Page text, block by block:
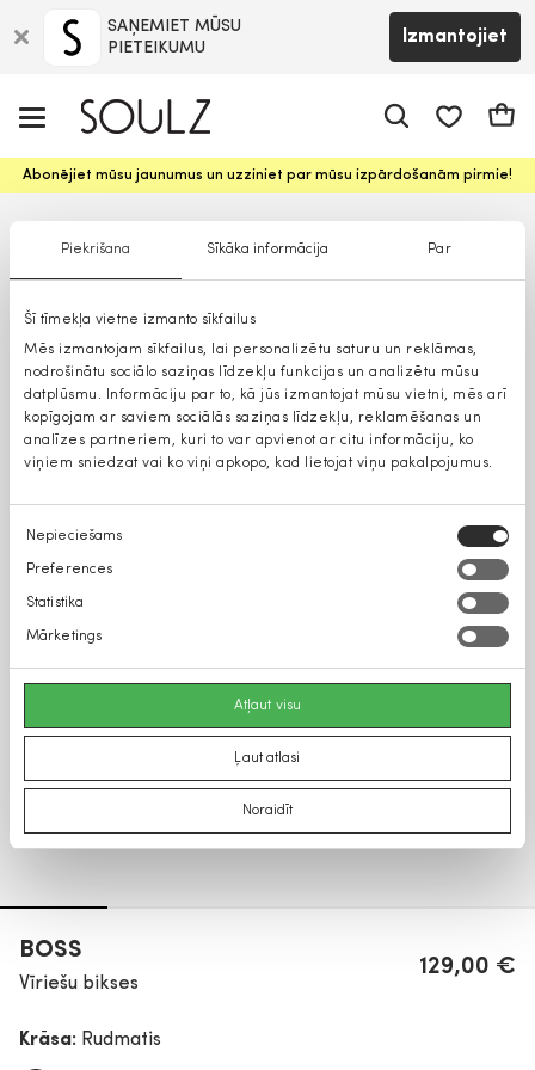
Piekrišana Sīkāka informācija Par
Šī tīmekļa vietne izmanto sīkfailus
Mēs izmantojam sīkfailus, lai personalizētu saturu un reklāmas,
nodrošinātu sociālo saziņas līdzekļu funkcijas un analizētu mūsu
datplūsmu. Informāciju par to, kā jūs izmantojat mūsu vietni, mēs arī
kopīgojam ar saviem sociālās saziņas līdzekļu, reklamēšanas un
analīzes partneriem, kuri to var apvienot ar citu informāciju, ko
viņiem sniedzat vai ko viņi apkopo, kad lietojat viņu pakalpojumus.
Piekrišanas
izvēle
Nepieciešams
Preferences
Statistika
Mārketings
Atļaut visu
Ļaut atlasi
Noraidīt
SAŅEMIET MŪSU
PIETEIKUMU
Izmantojiet
Abonējiet mūsu jaunumus un uzziniet par mūsu izpārdošanām pirmie!
BOSS
Vīriešu bikses
129,00 €
Krāsa: Rudmatis